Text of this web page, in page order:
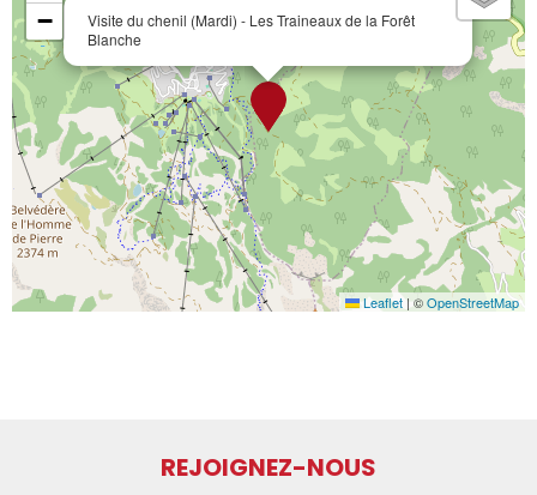
Visite du chenil (Mardi) - Les Traineaux de la Forêt
Blanche
−
Leaflet | ©OpenStreetMap
REJOIGNEZ-NOUS